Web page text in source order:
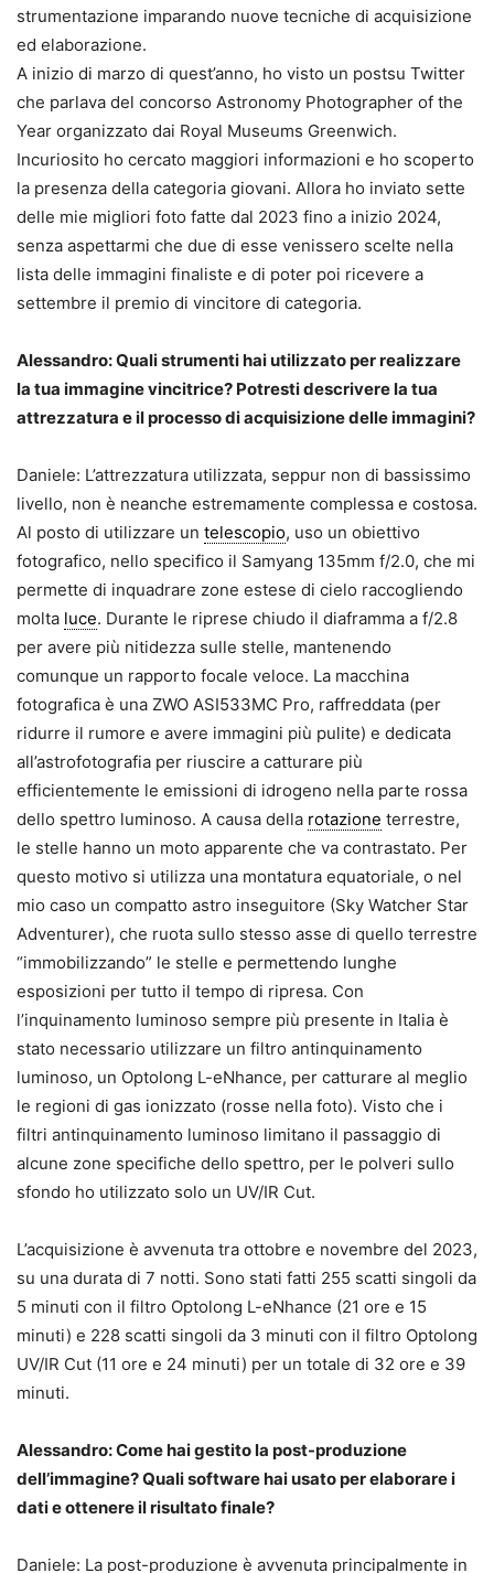
strumentazione imparando nuove tecniche di acquisizione
ed elaborazione.
A inizio di marzo di quest’anno, ho visto un postsu Twitter
che parlava del concorso Astronomy Photographer of the
Year organizzato dai Royal Museums Greenwich.
Incuriosito ho cercato maggiori informazioni e ho scoperto
la presenza della categoria giovani. Allora ho inviato sette
delle mie migliori foto fatte dal 2023 fino a inizio 2024,
senza aspettarmi che due di esse venissero scelte nella
lista delle immagini finaliste e di poter poi ricevere a
settembre il premio di vincitore di categoria.
Alessandro: Quali strumenti hai utilizzato per realizzare
la tua immagine vincitrice? Potresti descrivere la tua
attrezzatura e il processo di acquisizione delle immagini?
Daniele: L’attrezzatura utilizzata, seppur non di bassissimo
livello, non è neanche estremamente complessa e costosa.
Al posto di utilizzare un telescopio, uso un obiettivo
fotografico, nello specifico il Samyang 135mm f/2.0, che mi
permette di inquadrare zone estese di cielo raccogliendo
molta luce. Durante le riprese chiudo il diaframma a f/2.8
per avere più nitidezza sulle stelle, mantenendo
comunque un rapporto focale veloce. La macchina
fotografica è una ZWO ASI533MC Pro, raffreddata (per
ridurre il rumore e avere immagini più pulite) e dedicata
all’astrofotografia per riuscire a catturare più
efficientemente le emissioni di idrogeno nella parte rossa
dello spettro luminoso. A causa della rotazione terrestre,
le stelle hanno un moto apparente che va contrastato. Per
questo motivo si utilizza una montatura equatoriale, o nel
mio caso un compatto astro inseguitore (Sky Watcher Star
Adventurer), che ruota sullo stesso asse di quello terrestre
“immobilizzando” le stelle e permettendo lunghe
esposizioni per tutto il tempo di ripresa. Con
l’inquinamento luminoso sempre più presente in Italia è
stato necessario utilizzare un filtro antinquinamento
luminoso, un Optolong L-eNhance, per catturare al meglio
le regioni di gas ionizzato (rosse nella foto). Visto che i
filtri antinquinamento luminoso limitano il passaggio di
alcune zone specifiche dello spettro, per le polveri sullo
sfondo ho utilizzato solo un UV/IR Cut.
L’acquisizione è avvenuta tra ottobre e novembre del 2023,
su una durata di 7 notti. Sono stati fatti 255 scatti singoli da
5 minuti con il filtro Optolong L-eNhance (21 ore e 15
minuti) e 228 scatti singoli da 3 minuti con il filtro Optolong
UV/IR Cut (11 ore e 24 minuti) per un totale di 32 ore e 39
minuti.
Alessandro: Come hai gestito la post-produzione
dell’immagine? Quali software hai usato per elaborare i
dati e ottenere il risultato finale?
Daniele: La post-produzione è avvenuta principalmente in